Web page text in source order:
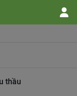
thầu